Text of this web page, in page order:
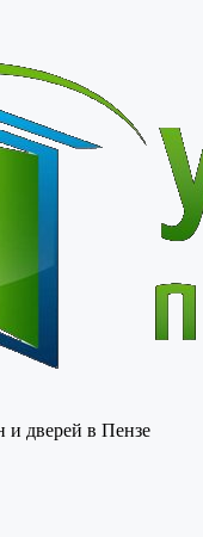
и дверей в Пензе